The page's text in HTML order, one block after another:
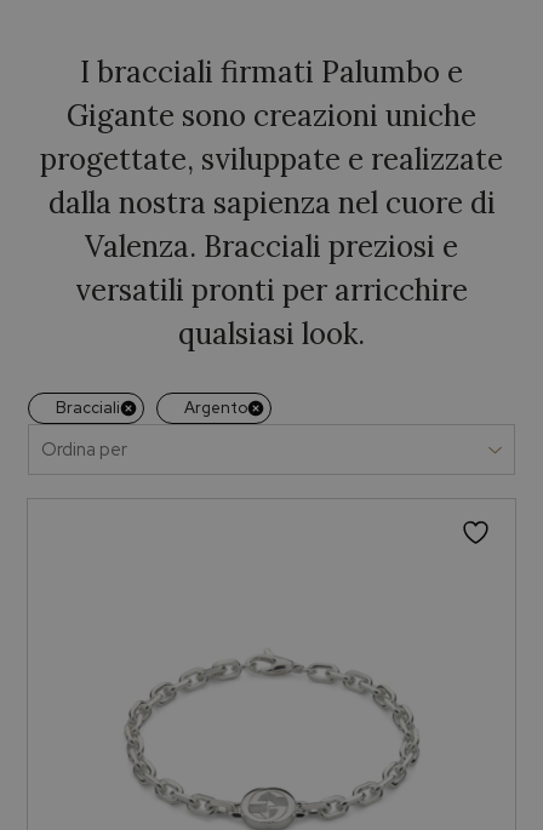
I bracciali firmati Palumbo e
Gigante sono creazioni uniche
progettate, sviluppate e realizzate
dalla nostra sapienza nel cuore di
Valenza. Bracciali preziosi e
versatili pronti per arricchire
qualsiasi look.
Bracciali Argento